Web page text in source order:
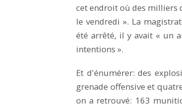
cet endroit où des milliers
le vendredi ». La
été arrêté, il y avait « un
intentions ».
Et d'énumérer: des
grenade offensive et
on a retrouvé: 163